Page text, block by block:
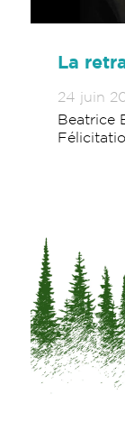
La
24 juin
Beatrice